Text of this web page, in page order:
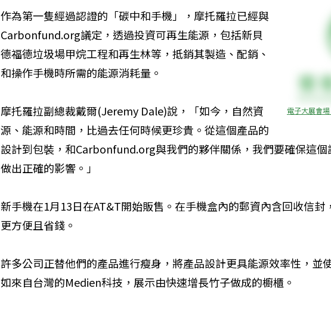
電子大展會場
作為第一隻經過認證的「碳中和手機」，摩托羅拉已經與
Carbonfund.org議定，透過投資可再生能源，包括新貝
德福德垃圾場甲烷工程和再生林等，抵銷其製造、配銷、
和操作手機時所需的能源消耗量。
摩托羅拉副總裁戴爾(Jeremy Dale)說，「如今，自然資
源、能源和時間，比過去任何時候更珍貴。從這個產品的
設計到包裝，和Carbonfund.org與我們的夥伴關係，我們要確保這
做出正確的影響。」
新手機在1月13日在AT&T開始販售。在手機盒內的郵資內含回收信封
更方便且省錢。
許多公司正替他們的產品進行瘦身，將產品設計更具能源效率性，並
如來自台灣的Medien科技，展示由快速增長竹子做成的櫥櫃。